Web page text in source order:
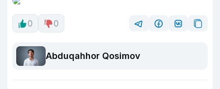
0 0
Abduqahhor Qosimov